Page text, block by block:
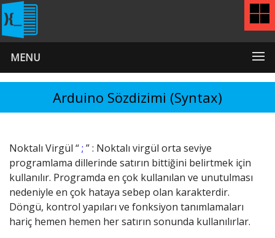
MENU
Arduino Sözdizimi (Syntax)
Noktalı Virgül “; ” : Noktalı virgül orta seviye
programlama dillerinde satırın bittiğini belirtmek için
kullanılır. Programda en çok kullanılan ve unutulması
nedeniyle en çok hataya sebep olan karakterdir.
Döngü, kontrol yapıları ve fonksiyon tanımlamaları
hariç hemen hemen her satırın sonunda kullanılırlar.